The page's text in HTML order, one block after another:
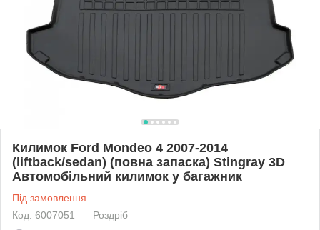
Килимок Ford Mondeo 4 2007-2014
(liftback/sedan) (повна запаска) Stingray 3D
Автомобільний килимок у багажник
Під замовлення
Код: 6007051
Роздріб